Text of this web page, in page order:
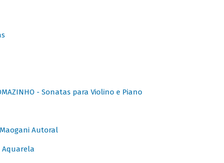
- Sonatas para Violino e Piano
Maogani Autoral
Aquarela